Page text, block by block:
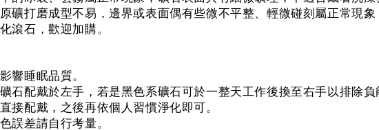
礦打磨成型不易，邊界或表面偶有些微不平整、輕微碰刻屬正常現象
滾石，歡迎加購。
響睡眠品質。
石配戴於左手，若是黑色系礦石可於一整天工作後換至右手以排除負
接配戴，之後再依個人習慣淨化即可。
誤差請自行考量。